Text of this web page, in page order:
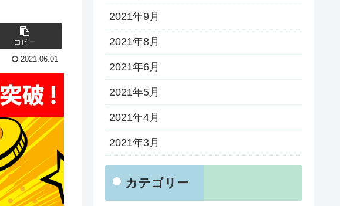
コピー
2021.06.01
2021年9月
2021年8月
2021年6月
2021年5月
2021年4月
2021年3月
カテゴリー